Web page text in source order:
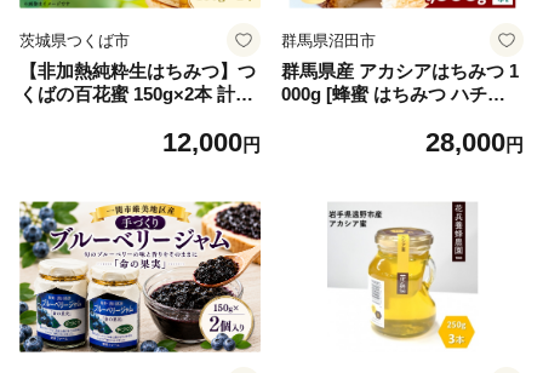
茨城県つくば市
【非加熱純粋生はちみつ】つ
くばの百花蜜 150g×2本 計30
生はちみつ 健康 茨城県 つく
12,000円
群馬県沼田市
群馬県産 アカシアはちみつ 1
000g [蜂蜜 はちみつ ハチミ
っぱりとした甘さ 沼田市 群
28,000円